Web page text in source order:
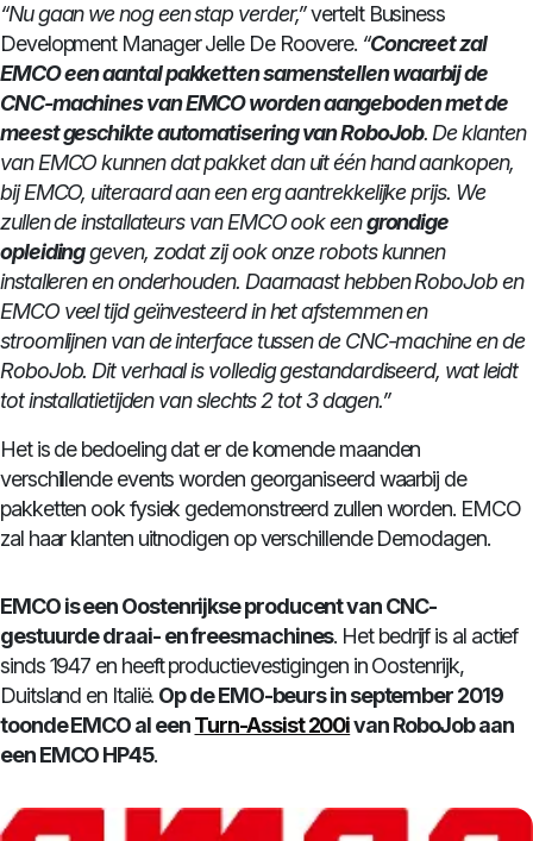
“Nu gaan we nog een stap verder,”vertelt Business
Development Manager Jelle De Roovere. “Concreet zal
EMCO een aantal pakketten samenstellen waarbij de
CNC-machines van EMCO worden aangeboden met de
meest geschikte automatisering van RoboJob. De klanten
van EMCO kunnen dat pakket dan uit één hand aankopen,
bij EMCO, uiteraard aan een erg aantrekkelijke prijs. We
zullen de installateurs van EMCO ook eengrondige
opleidinggeven, zodat zij ook onze robots kunnen
installeren en onderhouden. Daarnaast hebben RoboJob en
EMCO veel tijd geïnvesteerd in het afstemmen en
stroomlijnen van de interface tussen de CNC-machine en de
RoboJob. Dit verhaal is volledig gestandardiseerd, wat leidt
tot installatietijden van slechts 2 tot 3 dagen.”
Het is de bedoeling dat er de komende maanden
verschillende events worden georganiseerd waarbij de
pakketten ook fysiek gedemonstreerd zullen worden. EMCO
zal haar klanten uitnodigen op verschillende Demodagen.
EMCO is een Oostenrijkse producent van CNC-
gestuurde draai- en freesmachines. Het bedrijf is al actief
sinds 1947 en heeft productievestigingen in Oostenrijk,
Duitsland en Italië. Op de EMO-beurs in september 2019
toonde EMCO al een Turn-Assist 200ivan RoboJob aan
een EMCO HP45.